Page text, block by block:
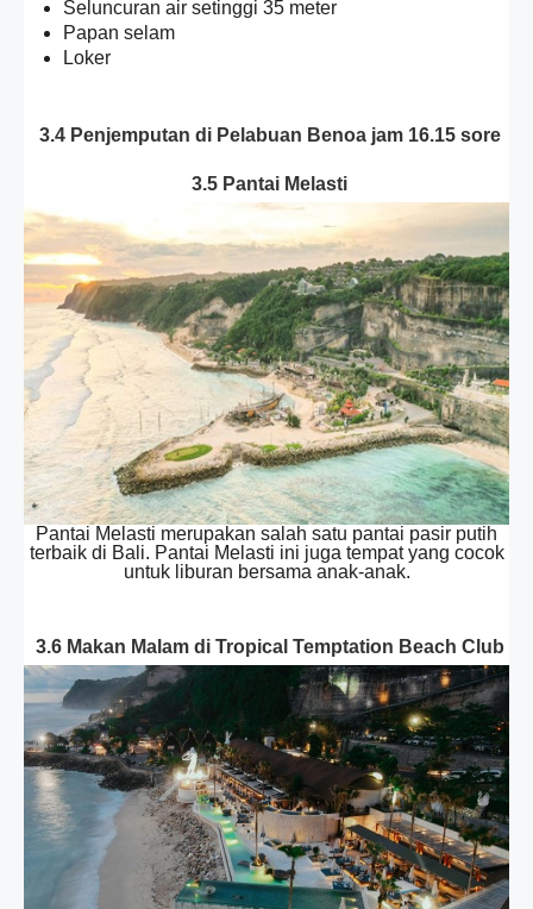
Seluncuran air setinggi 35 meter
Papan selam
Loker
3.4 Penjemputan di Pelabuan Benoa jam 16.15 sore
3.5 Pantai Melasti
Pantai Melasti merupakan salah satu pantai pasir putih
terbaik di Bali. Pantai Melasti ini juga tempat yang cocok
untuk liburan bersama anak-anak.
3.6 Makan Malam di Tropical Temptation Beach Club